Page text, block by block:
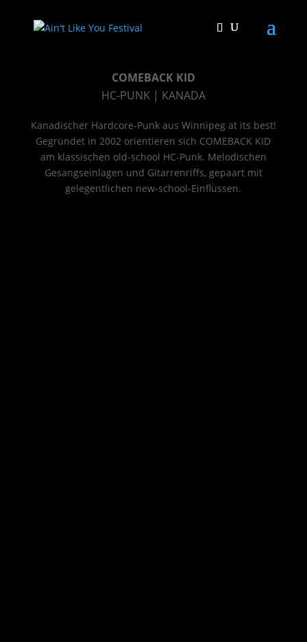
COMEBACK KID
HC-PUNK | KANADA
Kanadischer Hardcore-Punk aus Winnipeg at its best!
Gegründet in 2002 orientieren sich COMEBACK KID
am klassischen old-school HC-Punk. Melodischen
Gesangseinlagen und Gitarrenriffs, gepaart mit
gelegentlichen new-school-Einflüssen.